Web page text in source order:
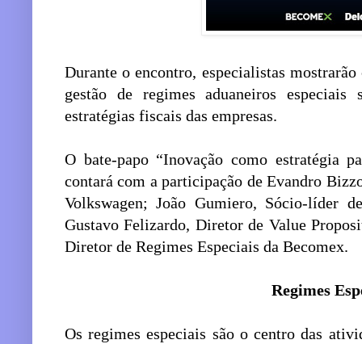
Durante o encontro, especialistas
gestão de regimes aduaneiros especiais
estratégias fiscais das empresas.
O bate-papo “Inovação como estratégia
contará com a participação de Evandro
Volkswagen; João Gumiero, Sócio-líder
Gustavo Felizardo, Diretor de Value
Diretor de Regimes Especiais da Becomex.
Regimes
Os regimes especiais são o centro das